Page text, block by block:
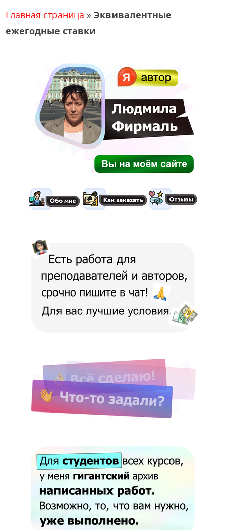
Главная страница »Эквивалентные
ежегодные ставки